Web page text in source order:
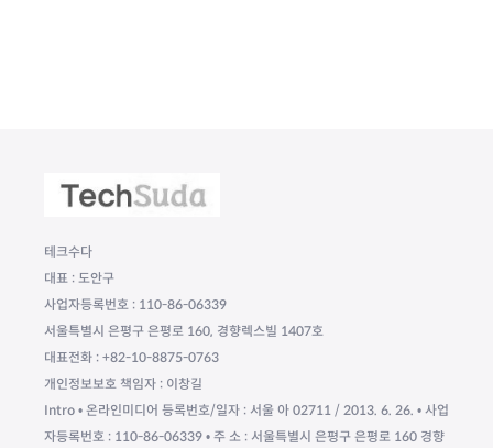
테크수다
대표 : 도안구
사업자등록번호 : 110-86-06339
서울특별시 은평구 은평로 160, 경향렉스빌 1407호
대표전화 : +82-10-8875-0763
개인정보보호 책임자 : 이창길
Intro • 온라인미디어 등록번호/일자 : 서울 아 02711 / 2013. 6. 26. • 사업
자등록번호 : 110-86-06339 • 주 소 : 서울특별시 은평구 은평로 160 경향